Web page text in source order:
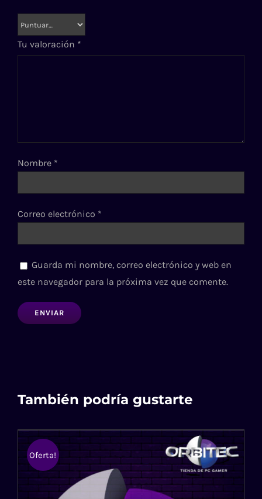
Tu valoración *
Nombre *
Correo electrónico *
Guarda mi nombre, correo electrónico y web en
este navegador para la próxima vez que comente.
También podría gustarte
Oferta!